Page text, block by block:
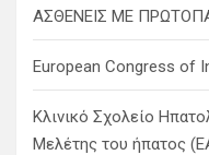
ΑΣΘΕΝΕΙΣ ΜΕ
European Congress of
Κλινικό Σχολείο
Μελέτης του ήπατος